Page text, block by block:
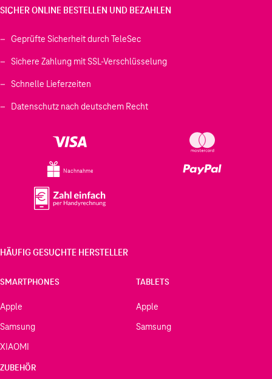
SICHER ONLINE BESTELLEN UND BEZAHLEN
Geprüfte Sicherheit durch TeleSec
Sichere Zahlung mit SSL-Verschlüsselung
Schnelle Lieferzeiten
Datenschutz nach deutschem Recht
Nachnahme
HÄUFIG GESUCHTE HERSTELLER
SMARTPHONES
Apple
Samsung
XIAOMI
TABLETS
Apple
Samsung
ZUBEHÖR